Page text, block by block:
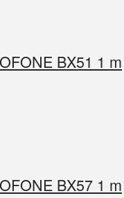
BX51 1 m
BX57 1 m